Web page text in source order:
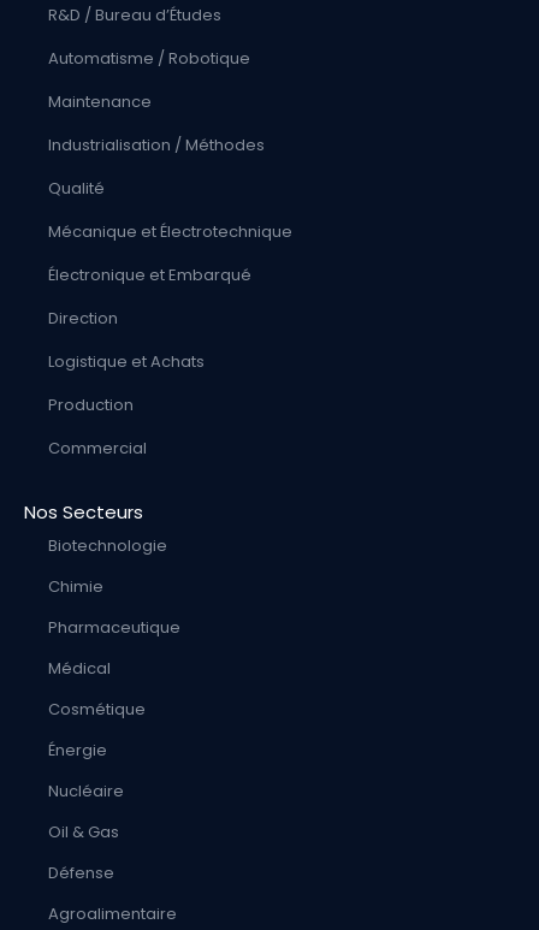
R&D / Bureau d’Études
Automatisme / Robotique
Maintenance
Industrialisation / Méthodes
Qualité
Mécanique et Électrotechnique
Électronique et Embarqué
Direction
Logistique et Achats
Production
Commercial
Nos Secteurs
Biotechnologie
Chimie
Pharmaceutique
Médical
Cosmétique
Énergie
Nucléaire
Oil & Gas
Défense
Agroalimentaire